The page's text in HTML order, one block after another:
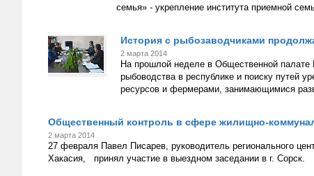
семья» - укрепление института приемной
История с рыбозаводчиками
2 марта 2014
На прошлой неделе в Общественной палате
рыбоводства в республике и поиску путей
ресурсов и фермерами, занимающимися
Общественный контроль в сфере жилищно-
2 марта 2014
27 февраля Павел Писарев, руководитель регионального
Хакасия, принял участие в выездном заседании в г. Сорск.